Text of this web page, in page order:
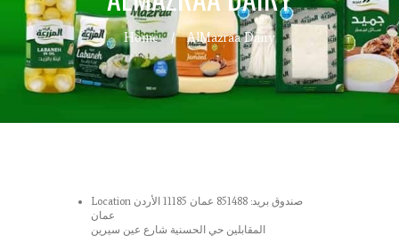
Home AlMazraa Dairy
Location صندوق بريد: 851488 عمان 11185 الأردن
عمان
المقابلين حي الحسنية شارع عين سيرين